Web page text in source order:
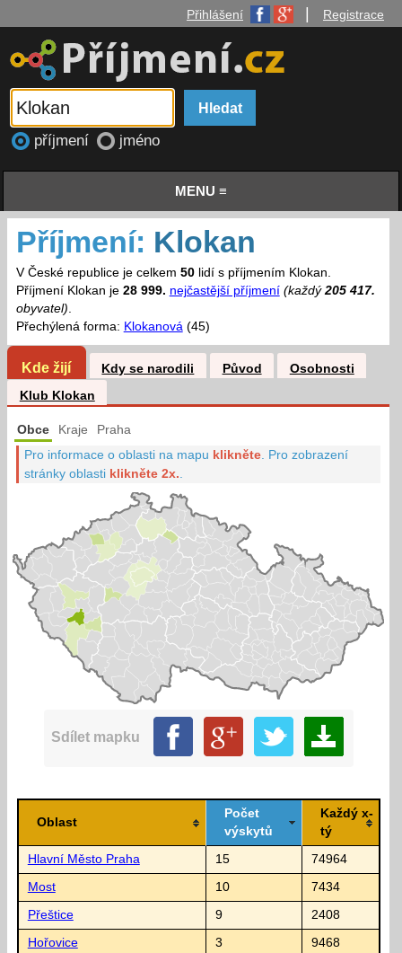
Přihlášení Registrace
příjmení jméno
MENU ≡
Příjmení: Klokan
V České republice je celkem 50lidí s příjmením Klokan.
Příjmení Klokan je 28 999. nejčastější příjmení (každý205 417.
obyvatel).
Přechýlená forma: Klokanová(45)
Kde žijí Kdy se narodili Původ
Osobnosti
Klub Klokan
Obce Kraje Praha
Pro informace o oblasti na mapu klikněte Pro zobrazení
stránky oblasti klikněte 2x.
Sdílet mapku
Oblast
Počet
výskytů
Každý x-
tý
Hlavní Město Praha 15 74964
Most 10 7434
Přeštice 9 2408
Hořovice 3 9468